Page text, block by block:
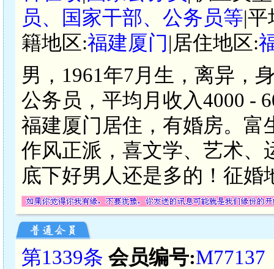
员、国家干部、公务员等|平
籍地区:福建厦门 |居住地区:
男，1961年7月生，离异，
公务员，平均月收入4000 -
福建厦门居住，有婚房。富
作风正派，喜文学、艺术
底下好男人还是多的！征婚
第1339条 会员编号:M77137